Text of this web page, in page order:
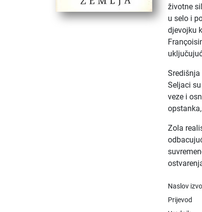
životne
u selo i
djevojku
Seljaci
veze i
Zola
Naslov
Prijevod